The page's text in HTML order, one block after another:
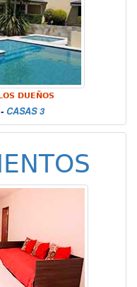
DUEÑOS
CASAS 3